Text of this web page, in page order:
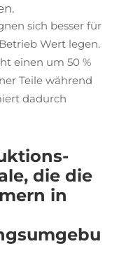
sich besser für
Wert legen.
einen um 50 %
Teile während
dadurch
die die
in